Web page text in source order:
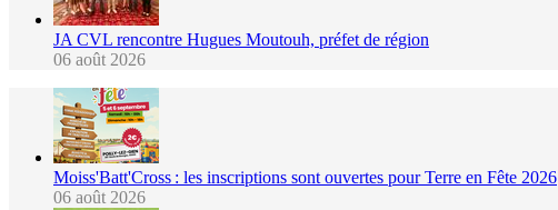
JA CVL rencontre Hugues Moutouh, préfet de région
06 août 2026
Moiss'Batt'Cross : les inscriptions sont ouvertes pour Terre en Fête 2026
06 août 2026